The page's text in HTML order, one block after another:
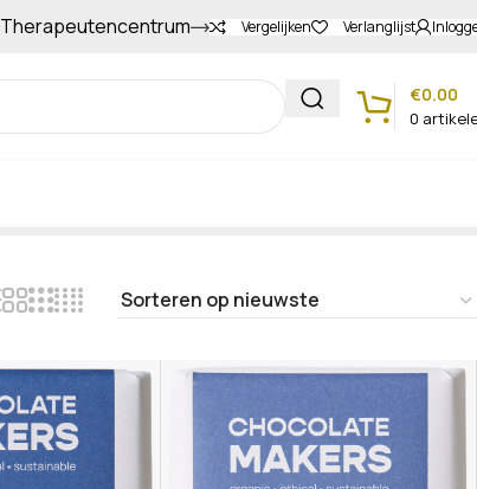
Gapers sparen voor extra korting
Therapeutencentrum Vergelijken Verlanglijst
0
€0.00